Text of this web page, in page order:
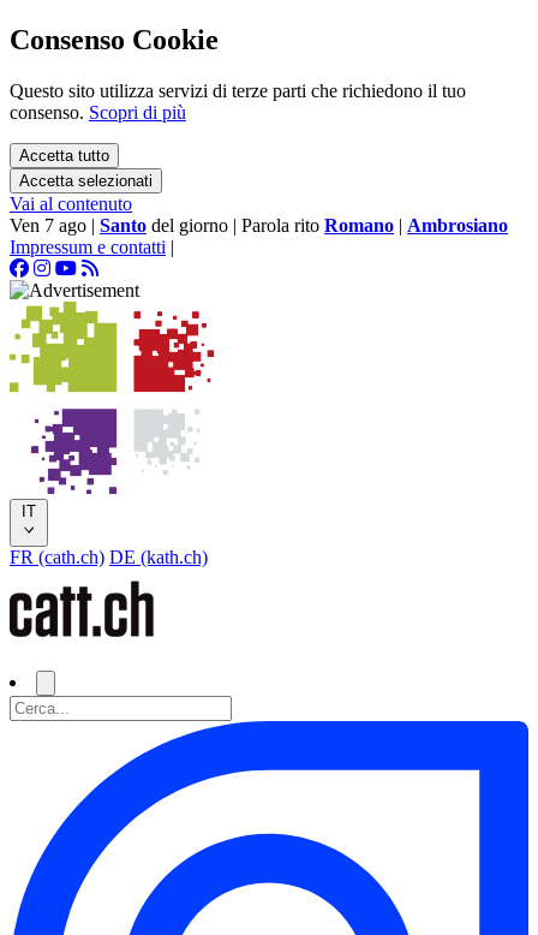
Consenso Cookie
Questo sito utilizza servizi di terze parti che richiedono il tuo
consenso. Scopri di più
Accetta tutto
Accetta selezionati
Vai al contenuto
Ven 7 ago | Santo del giorno | Parola rito Romano | Ambrosiano
Impressum e contatti |
IT
FR (cath.ch) DE (kath.ch)